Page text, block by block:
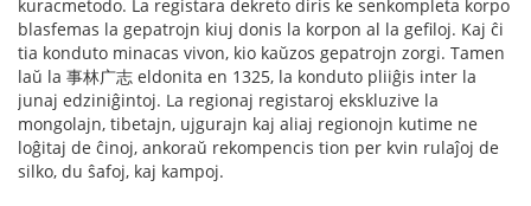
kuracmetodo. La registara dekreto diris ke senkompleta korpo
blasfemas la gepatrojn kiuj donis la korpon al la gefiloj. Kaj ĉi
tia konduto minacas vivon, kio kaŭzos gepatrojn zorgi. Tamen
laŭ la 事林广志 eldonita en 1325, la konduto pliiĝis inter la
junaj edziniĝintoj. La regionaj registaroj ekskluzive la
mongolajn, tibetajn, ujgurajn kaj aliaj regionojn kutime ne
loĝitaj de ĉinoj, ankoraŭ rekompencis tion per kvin rulaĵoj de
silko, du ŝafoj, kaj kampoj.